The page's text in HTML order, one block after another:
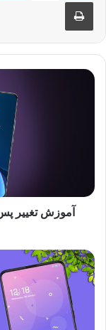
آ
ی
ز
م
ی
آموزش تغییر
م
ع
ر